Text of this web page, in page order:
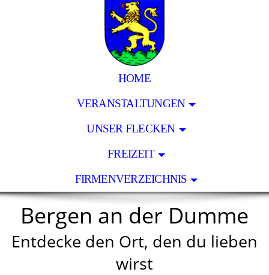
HOME
VERANSTALTUNGEN
UNSER FLECKEN
FREIZEIT
FIRMENVERZEICHNIS
Bergen an der Dumme
Entdecke den Ort, den du lieben
wirst